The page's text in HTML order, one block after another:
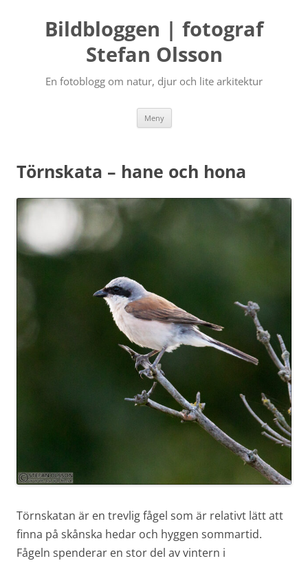
Bildbloggen | fotograf
Stefan Olsson
En fotoblogg om natur, djur och lite arkitektur
Meny Hoppa
till
Törnskata – hane och hona
Törnskatan är en trevlig fågel som är relativt lätt att
finna på skånska hedar och hyggen sommartid.
Fågeln spenderar en stor del av vintern i